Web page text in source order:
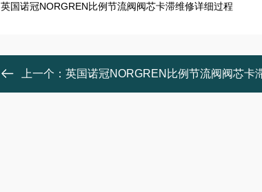
英国诺冠NORGREN比例节流阀阀芯卡滞维修详细过程
上一个： 英国诺冠NORGREN比例节流阀阀芯卡滞维修详细过